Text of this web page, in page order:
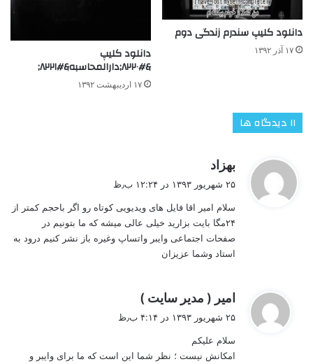
دانلود کلیپ سندرم زندگی دوم
۱۷ آذر ۱۳۹۲ دانلود کلیپ
&#۸۲۲۰;دارالمحاسبه&#۸۲۲۱;
۱۷ اردیبهشت ۱۳۹۲
‫۱۱ دیدگاه ها
بهزاد
:
۲۵ شهریور ۱۳۹۳ در ۱۲:۲۴ ب٫ظ
سلام امیر اقا فایل های ویدیویی کوتاه رو اگر باحجم کمتر از
۲۴مگا بایت بزارید خیلی عالی میشه که ما بتونیم در
صفحات اجتماعی وایبر واتساپ وغیره باز نشر کنیم درود به
استاد وشما عزیزان
امیر ( مدیر سایت )
۲۵ شهریور ۱۳۹۳ در ۴:۱۴ ب٫ظ
سلام علیکم
امکانش نیست ؛ نظر شما این است که ما برای وایبر و